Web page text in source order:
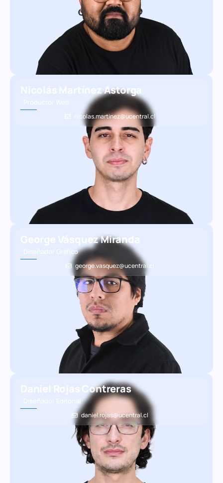
Nicolás Martínez Astorga
Productor Web
nicolas.martinez@ucentral.cl
George Vásquez Miranda
Diseñador Gráfico
george.vasquez@ucentral.cl
Daniel Rojas Contreras
Diseñador Editorial
daniel.rojas@ucentral.cl